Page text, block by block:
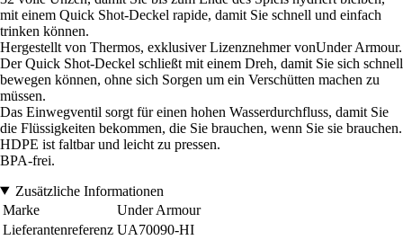
mit einem Quick Shot-Deckel rapide, damit Sie schnell und einfach
trinken können.
Hergestellt von Thermos, exklusiver Lizenznehmer vonUnder Armour.
Der Quick Shot-Deckel schließt mit einem Dreh, damit Sie sich schnell
bewegen können, ohne sich Sorgen um ein Verschütten machen zu
müssen.
Das Einwegventil sorgt für einen hohen Wasserdurchfluss, damit Sie
die Flüssigkeiten bekommen, die Sie brauchen, wenn Sie sie brauchen.
HDPE ist faltbar und leicht zu pressen.
BPA-frei.
Zusätzliche Informationen
Marke
Under Armour
Lieferantenreferenz UA70090-HI